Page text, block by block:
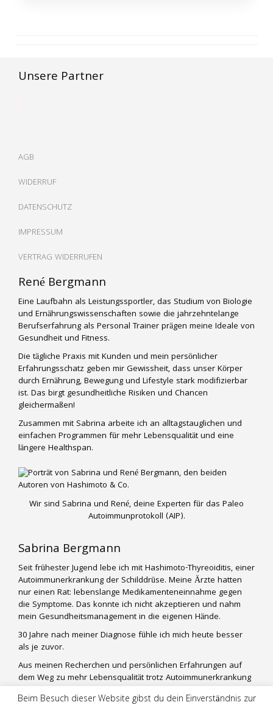
Unsere Partner
AGB
WIDERRUF
DATENSCHUTZ
IMPRESSUM
VERTRAG WIDERRUFEN
René Bergmann
Eine Laufbahn als Leistungssportler, das Studium von Biologie
und Ernährungswissenschaften sowie die jahrzehntelange
Berufserfahrung als Personal Trainer prägen meine Ideale von
Gesundheit und Fitness.
Die tägliche Praxis mit Kunden und mein persönlicher
Erfahrungsschatz geben mir Gewissheit, dass unser Körper
durch Ernährung, Bewegung und Lifestyle stark modifizierbar
ist. Das birgt gesundheitliche Risiken und Chancen
gleichermaßen!
Zusammen mit Sabrina arbeite ich an alltagstauglichen und
einfachen Programmen für mehr Lebensqualität und eine
längere Healthspan.
Wir sind Sabrina und René, deine Experten für das Paleo
Autoimmunprotokoll (AIP).
Sabrina Bergmann
Seit frühester Jugend lebe ich mit Hashimoto-Thyreoiditis, einer
Autoimmunerkrankung der Schilddrüse. Meine Ärzte hatten
nur einen Rat: lebenslange Medikamenteneinnahme gegen
die Symptome. Das konnte ich nicht akzeptieren und nahm
mein Gesundheitsmanagement in die eigenen Hände.
30 Jahre nach meiner Diagnose fühle ich mich heute besser
als je zuvor.
Aus meinen Recherchen und persönlichen Erfahrungen auf
dem Weg zu mehr Lebensqualität trotz Autoimmunerkrankung
Konzepte für andere Betroffene. Mein Mann René ist mir mit
Beim Besuch dieser Website gibst du dein Einverständnis zur